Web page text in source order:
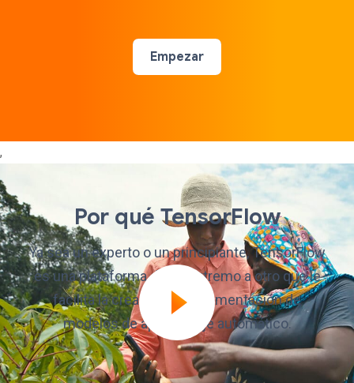
Empezar
,
Por qué TensorFlow
Ya sea un experto o un principiante, TensorFlow
es una plataforma de un extremo a otro que le
facilita la creación e implementación de
modelos de aprendizaje automático.